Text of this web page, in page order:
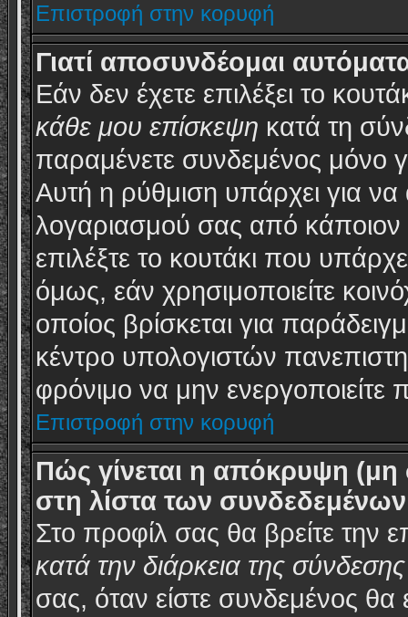
Επιστροφή στην κορυφή
Γιατί αποσυνδέομαι
Εάν δεν έχετε επιλέξει το
κάθε μου επίσκεψη κατά τη
παραμένετε συνδεμένος μόνο
Αυτή η ρύθμιση υπάρχει για
λογαριασμού σας από
επιλέξτε το κουτάκι που
όμως, εάν χρησιμοποιείτε
οποίος βρίσκεται για
κέντρο υπολογιστών
φρόνιμο να μην ενεργοποιείτε
Επιστροφή στην κορυφή
Πώς γίνεται η απόκρυψη
στη λίστα των
Στο προφίλ σας θα βρείτε την
κατά την διάρκεια της
σας, όταν είστε συνδεμένος θα